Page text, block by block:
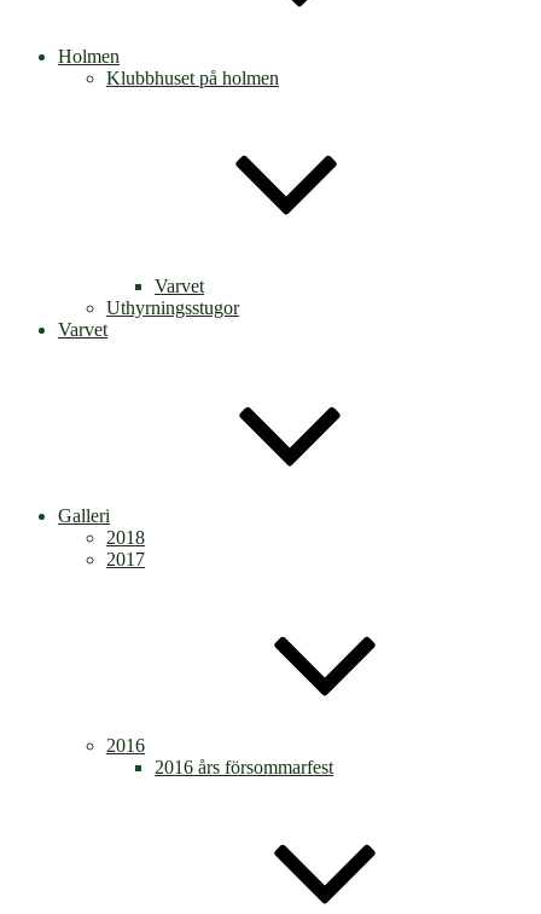
Holmen
Klubbhuset på holmen
Varvet
Uthyrningsstugor
Varvet
Galleri
2018
2017
2016
2016 års försommarfest